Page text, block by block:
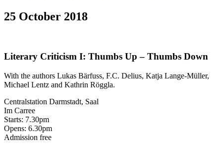
25 October 2018
Literary Criticism I: Thumbs Up – Thumbs Down
With the authors Lukas Bärfuss, F.C. Delius, Katja Lange-Müller,
Michael Lentz and Kathrin Röggla.
Centralstation Darmstadt, Saal
Im Carree
Starts: 7.30pm
Opens: 6.30pm
Admission free